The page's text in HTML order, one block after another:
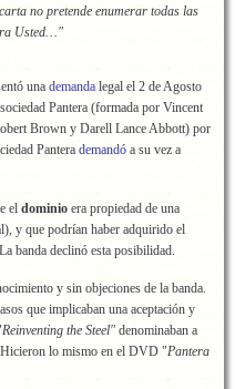
no pretende enumerar todas las
Usted…"
una demanda legal el 2 de Agosto
Pantera (formada por Vincent
Brown y Darell Lance Abbott) por
Pantera demandó a su vez a
el dominio era propiedad de una
y que podrían haber adquirido el
banda declinó esta posibilidad.
y sin objeciones de la banda.
que implicaban una aceptación y
Reinventing the Steel" denominaban a
lo mismo en el DVD "Pantera